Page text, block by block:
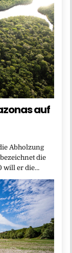
auf
Abholzung
die
will er die…